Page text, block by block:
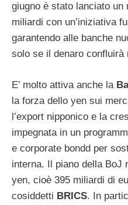
giugno è stato lanciato un
miliardi con un’iniziativa
garantendo alle banche
solo se il denaro confluirà
E’ molto attiva anche la
la forza dello yen sui
l’export nipponico e la
impegnata in un
e corporate bondd per
interna. Il piano della BoJ
yen, cioè 395 miliardi di
cosiddetti BRICS. In